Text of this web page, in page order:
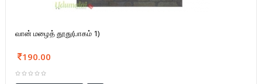
வான் மழைத் தூது(பாகம் 1)
190.00